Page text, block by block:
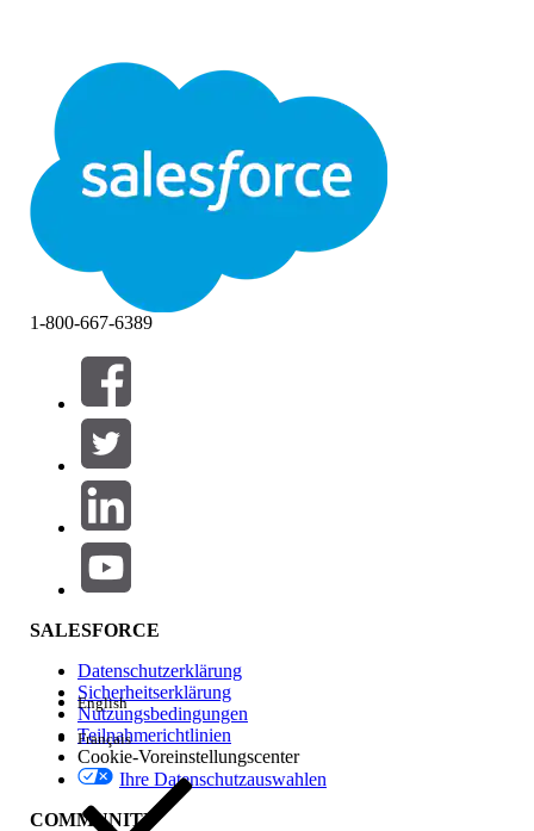
1-800-667-6389
SALESFORCE
Datenschutzerklärung
Sicherheitserklärung
Nutzungsbedingungen
Teilnahmerichtlinien
Cookie-Voreinstellungscenter
Ihre Datenschutzauswahlen
COMMUNITY
English
Français